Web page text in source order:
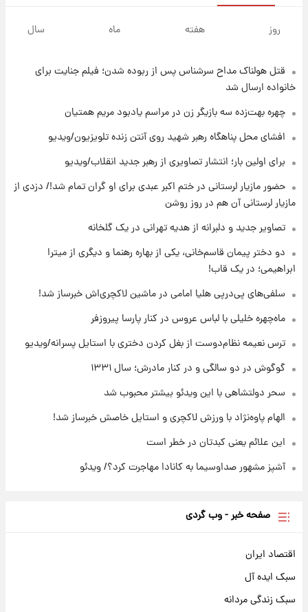
آلزایمر و زوال عقل افزایش می‌یابد؟
۱۱ ساعت پیش
۱۲ ساعت پیش
مرداد ۱۴۰۵ +جدول
۱۲ ساعت پیش
شوید+ فیلم
+جدول
۱۳ ساعت پیش
قیمت محصولات ایران‌خودرو و سایپا امروز شنبه
روز هفته ماه سال
قتل هولناک مداح سرشناس پس از ربوده شدن؛ فیلم جنایت برای
خانواده ارسال شد
چهره بهت‌زده سه بازیگر زن در مراسم یادبود مریم همتیان
افشای محل پناهگاه‌ رهبر شهید روی آنتن زنده تلویزیون/ویدیو
برای اولین بار؛ انتشار تصاویری از رهبر جدید انقلاب/ویدیو
حضور مازیار لرستانی در ختم اکبر عبدی برای او گران تمام شد!/ دزدی از
مازیار لرستانی آن هم در روز روشن
تصاویر جدید و دلبرانه از هدیه تهرانی در یک گلخانه
دو دختر پیمان قاسم‌خانی، یکی از بهاره رهنما و دیگری از میترا
ابراهیمی؛ در یک قاب!
سلفی‌های پی‌درپی هلیا امامی در ماشین لاکچری‌اش خبرساز شد!
ماه‌چهره خلیلی با لباس عروس در کنار پارسا پیروزفر
ترس نعیمه نظام‌دوست از بغل کردن دختری با استایل پسرانه/ویدیو
گوگوش در دو سالگی و در کنار مادرش؛ سال ۱۳۳۱
سحر دولتشاهی با این ویدئو بیشتر محبوب شد
الهام پاوه‌نژاد با ورزش لاکچری و استایل خاصش خبرساز شد!
این علائم یعنی کبدتان در خطر است
آشپز مشهور صداوسیما به کانادا مهاجرت کرد؟/ ویدئو
صفحه خبر - وب گردی
اقتصاد ایران
سبک ایده آل
سبک زندگی مردانه